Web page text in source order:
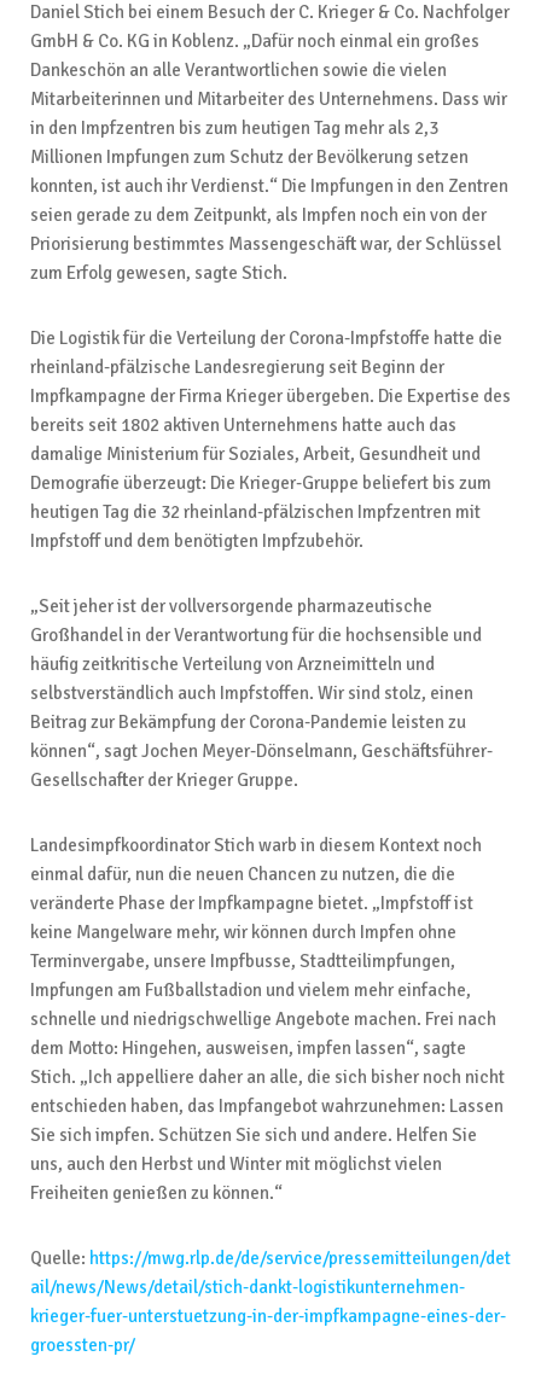
Daniel Stich bei einem Besuch der C. Krieger & Co. Nachfolger
GmbH & Co. KG in Koblenz. „Dafür noch einmal ein großes
Dankeschön an alle Verantwortlichen sowie die vielen
Mitarbeiterinnen und Mitarbeiter des Unternehmens. Dass wir
in den Impfzentren bis zum heutigen Tag mehr als 2,3
Millionen Impfungen zum Schutz der Bevölkerung setzen
konnten, ist auch ihr Verdienst.“ Die Impfungen in den Zentren
seien gerade zu dem Zeitpunkt, als Impfen noch ein von der
Priorisierung bestimmtes Massengeschäft war, der Schlüssel
zum Erfolg gewesen, sagte Stich.
Die Logistik für die Verteilung der Corona-Impfstoffe hatte die
rheinland-pfälzische Landesregierung seit Beginn der
Impfkampagne der Firma Krieger übergeben. Die Expertise des
bereits seit 1802 aktiven Unternehmens hatte auch das
damalige Ministerium für Soziales, Arbeit, Gesundheit und
Demografie überzeugt: Die Krieger-Gruppe beliefert bis zum
heutigen Tag die 32 rheinland-pfälzischen Impfzentren mit
Impfstoff und dem benötigten Impfzubehör.
„Seit jeher ist der vollversorgende pharmazeutische
Großhandel in der Verantwortung für die hochsensible und
häufig zeitkritische Verteilung von Arzneimitteln und
selbstverständlich auch Impfstoffen. Wir sind stolz, einen
Beitrag zur Bekämpfung der Corona-Pandemie leisten zu
können“, sagt Jochen Meyer-Dönselmann, Geschäftsführer-
Gesellschafter der Krieger Gruppe.
Landesimpfkoordinator Stich warb in diesem Kontext noch
einmal dafür, nun die neuen Chancen zu nutzen, die die
veränderte Phase der Impfkampagne bietet. „Impfstoff ist
keine Mangelware mehr, wir können durch Impfen ohne
Terminvergabe, unsere Impfbusse, Stadtteilimpfungen,
Impfungen am Fußballstadion und vielem mehr einfache,
schnelle und niedrigschwellige Angebote machen. Frei nach
dem Motto: Hingehen, ausweisen, impfen lassen“, sagte
Stich. „Ich appelliere daher an alle, die sich bisher noch nicht
entschieden haben, das Impfangebot wahrzunehmen: Lassen
Sie sich impfen. Schützen Sie sich und andere. Helfen Sie
uns, auch den Herbst und Winter mit möglichst vielen
Freiheiten genießen zu können.“
Quelle: https://mwg.rlp.de/de/service/pressemitteilungen/det
ail/news/News/detail/stich-dankt-logistikunternehmen-
krieger-fuer-unterstuetzung-in-der-impfkampagne-eines-der-
groessten-pr/